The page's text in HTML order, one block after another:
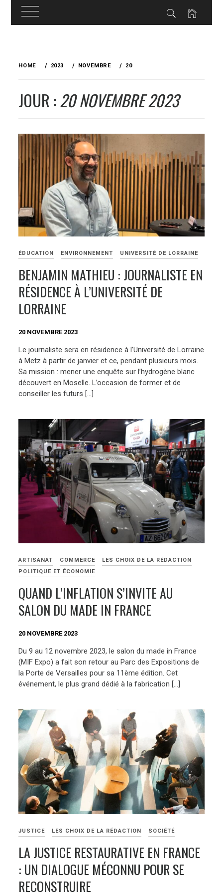
HOME 2023 NOVEMBRE 20
JOUR :20 NOVEMBRE 2023
ÉDUCATION ENVIRONNEMENT UNIVERSITÉ DE LORRAINE
BENJAMIN MATHIEU : JOURNALISTE EN
RÉSIDENCE À L’UNIVERSITÉ DE
LORRAINE
20 NOVEMBRE 2023
Le journaliste sera en résidence à l’Université de Lorraine
à Metz à partir de janvier et ce, pendant plusieurs mois.
Sa mission : mener une enquête sur l’hydrogène blanc
découvert en Moselle. L’occasion de former et de
conseiller les futurs […]
ARTISANAT COMMERCE
LES CHOIX DE LA RÉDACTION
POLITIQUE ET ÉCONOMIE
QUAND L’INFLATION S’INVITE AU
SALON DU MADE IN FRANCE
20 NOVEMBRE 2023
Du 9 au 12 novembre 2023, le salon du made in France
(MIF Expo) a fait son retour au Parc des Expositions de
la Porte de Versailles pour sa 11ème édition. Cet
événement, le plus grand dédié à la fabrication […]
JUSTICE LES CHOIX DE LA RÉDACTION SOCIÉTÉ
LA JUSTICE RESTAURATIVE EN FRANCE
: UN DIALOGUE MÉCONNU POUR SE
RECONSTRUIRE